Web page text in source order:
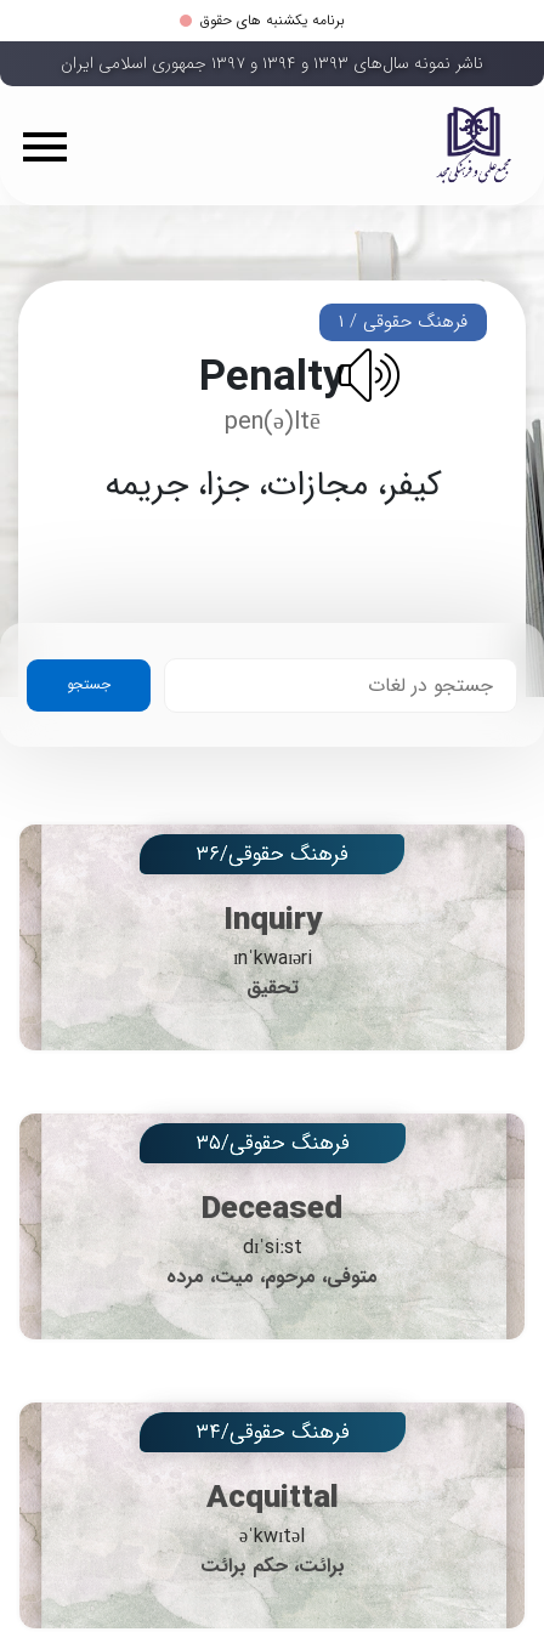
برنامه یکشنبه های حقوق
ناشر نمونه سال‌های ۱۳۹۳ و ۱۳۹۴ و ۱۳۹۷ جمهوری اسلامی ایران
فرهنگ حقوقی / ۱
Penalty
pen(ə)ltē
کیفر، مجازات، جزا، جریمه
جستجو
فرهنگ حقوقی/۳۶
Inquiry
ɪnˈkwaɪəri
تحقیق
فرهنگ حقوقی/۳۵
Deceased
dɪˈsiːst
متوفی، مرحوم، میت، مرده
فرهنگ حقوقی/۳۴
Acquittal
əˈkwɪtəl
برائت، حکم برائت